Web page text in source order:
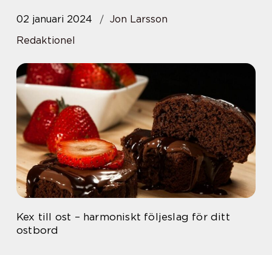
02 januari 2024
Jon Larsson
Redaktionel
Kex till ost – harmoniskt följeslag för ditt
ostbord